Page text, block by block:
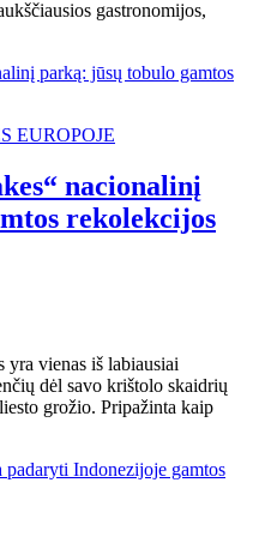
gastronomijos,
EUROPOJE
nacionalinį
rekolekcijos
yra vienas iš labiausiai
dėl savo krištolo skaidrių
grožio. Pripažinta kaip